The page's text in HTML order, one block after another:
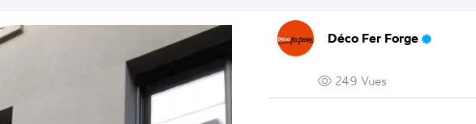
Déco Fer Forge
249 Vues